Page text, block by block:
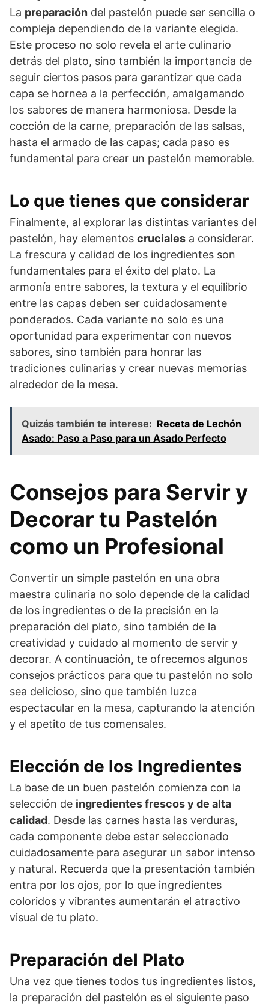
La preparación del pastelón puede ser sencilla o
compleja dependiendo de la variante elegida.
Este proceso no solo revela el arte culinario
detrás del plato, sino también la importancia de
seguir ciertos pasos para garantizar que cada
capa se hornea a la perfección, amalgamando
los sabores de manera harmoniosa. Desde la
cocción de la carne, preparación de las salsas,
hasta el armado de las capas; cada paso es
fundamental para crear un pastelón memorable.
Lo que tienes que considerar
Finalmente, al explorar las distintas variantes del
pastelón, hay elementos cruciales a considerar.
La frescura y calidad de los ingredientes son
fundamentales para el éxito del plato. La
armonía entre sabores, la textura y el equilibrio
entre las capas deben ser cuidadosamente
ponderados. Cada variante no solo es una
oportunidad para experimentar con nuevos
sabores, sino también para honrar las
tradiciones culinarias y crear nuevas memorias
alrededor de la mesa.
Quizás también te interese: Receta de Lechón
Asado: Paso a Paso para un Asado Perfecto
Consejos para Servir y
Decorar tu Pastelón
como un Profesional
Convertir un simple pastelón en una obra
maestra culinaria no solo depende de la calidad
de los ingredientes o de la precisión en la
preparación del plato, sino también de la
creatividad y cuidado al momento de servir y
decorar. A continuación, te ofrecemos algunos
consejos prácticos para que tu pastelón no solo
sea delicioso, sino que también luzca
espectacular en la mesa, capturando la atención
y el apetito de tus comensales.
Elección de los Ingredientes
La base de un buen pastelón comienza con la
selección de ingredientes frescos y de alta
calidad. Desde las carnes hasta las verduras,
cada componente debe estar seleccionado
cuidadosamente para asegurar un sabor intenso
y natural. Recuerda que la presentación también
entra por los ojos, por lo que ingredientes
coloridos y vibrantes aumentarán el atractivo
visual de tu plato.
Preparación del Plato
Una vez que tienes todos tus ingredientes listos,
la preparación del pastelón es el siguiente paso